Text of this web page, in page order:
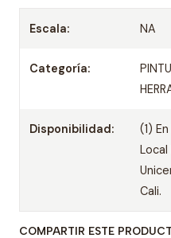
Escala: NA
Categoría:
Disponibilidad:
(1)
Cali.
COMPARTIR ESTE